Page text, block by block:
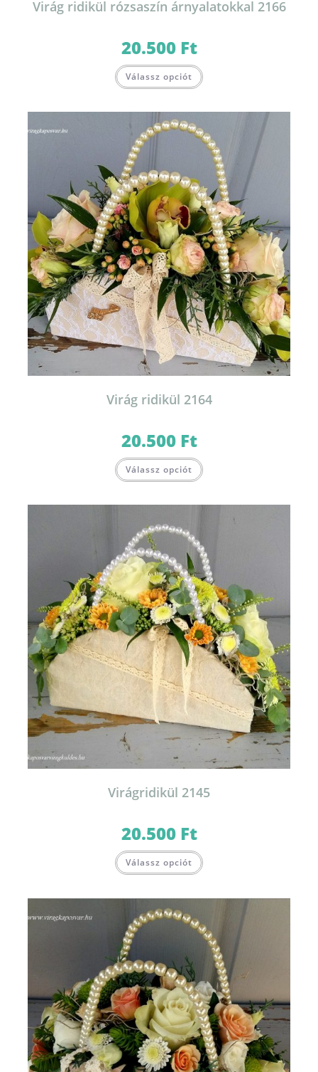
Virág ridikül rózsaszín árnyalatokkal 2166
20.500 Ft
Válassz opciót
Virág ridikül 2164
20.500 Ft
Válassz opciót
Virágridikül 2145
20.500 Ft
Válassz opciót